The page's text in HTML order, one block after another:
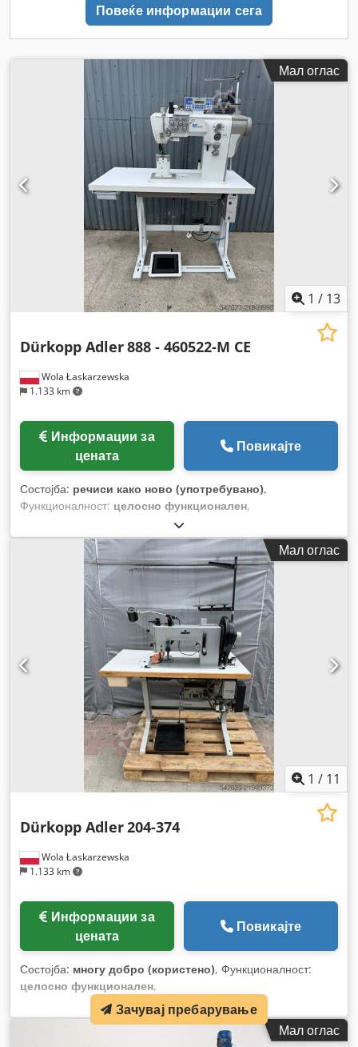
Повеќе информации сега
Мал оглас
1 / 13
Wola Łaskarzewska
1.133 km
Dürkopp Adler888 - 460522-M CE
цената
Повикајте
Состојба: речиси како ново (употребувано),
Функционалност: целосно функционален,
Мал оглас
1 / 11
Wola Łaskarzewska
1.133 km
Dürkopp Adler204-374
цената
Повикајте
Состојба: многу добро (користено), Функционалност:
целосно функционален,
Мал оглас
Зачувај пребарување